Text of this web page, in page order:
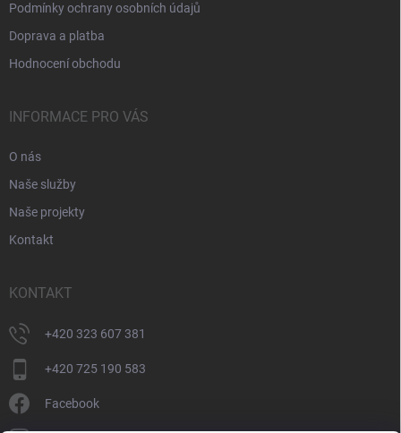
Podmínky ochrany osobních údajů
Doprava a platba
Hodnocení obchodu
INFORMACE PRO VÁS
O nás
Naše služby
Naše projekty
Kontakt
KONTAKT
+420 323 607 381
+420 725 190 583
Facebook